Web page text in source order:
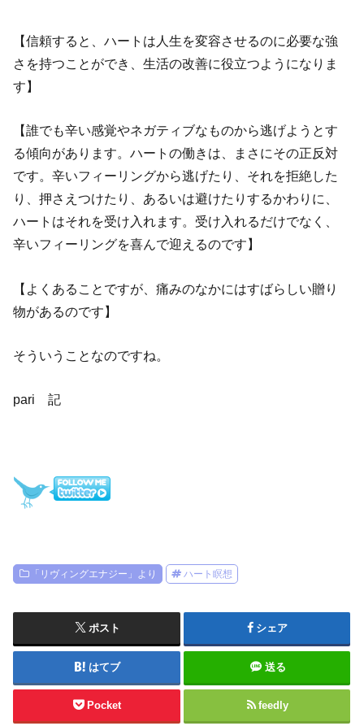
【信頼すると、ハートは人生を変容させるのに必要な強
さを持つことができ、生活の改善に役立つようになりま
す】
【誰でも辛い感覚やネガティブなものから逃げようとす
る傾向があります。ハートの働きは、まさにその正反対
です。辛いフィーリングから逃げたり、それを拒絶した
り、押さえつけたり、あるいは避けたりするかわりに、
ハートはそれを受け入れます。受け入れるだけでなく、
辛いフィーリングを喜んで迎えるのです】
【よくあることですが、痛みのなかにはすばらしい贈り
物があるのです】
そういうことなのですね。
pari 記
「リヴィングエナジー」より ハート瞑想
ポスト シェア
はてブ 送る
Pocket feedly